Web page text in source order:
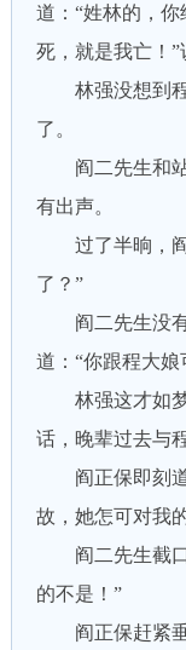
道：“姓林的，
死，就是我亡！”
林强没想到程
了。
阎二先生和站
有出声。
过了半晌，阎
了？”
阎二先生没有
道：“你跟程大
林强这才如梦
话，晚辈过去与
阎正保即刻道
故，她怎可对我
阎二先生截口
的不是！”
阎正保赶紧垂